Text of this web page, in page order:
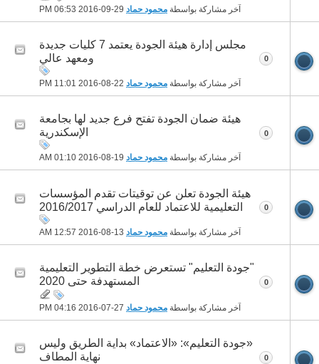
آخر مشاركة بواسطة محمود حماد 06:53 PM
مجلس إدارة هيئة الجودة يعتمد 7 كليات جديدة
ومعهد عالي
آخر مشاركة بواسطة محمود حماد 11:01 PM
0
هيئة ضمان الجودة تفتح فرع جديد لها بجامعة
الإسكندرية
آخر مشاركة بواسطة محمود حماد 01:10 AM
0
هيئة الجودة تعلن عن توقيتات تقدم المؤسسات
التعليمية للاعتماد للعام الدراسي 2016/2017
آخر مشاركة بواسطة محمود حماد 12:57 AM
0
"جودة التعليم" تستعرض خطة التطوير التعليمية
المستهدفة حتى 2020
آخر مشاركة بواسطة محمود حماد 04:16 PM
0
«جودة التعليم»: «الاعتماد» بداية الطريق وليس
نهاية المطاف
0